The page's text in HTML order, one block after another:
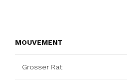
MOUVEMENT
Grosser Rat